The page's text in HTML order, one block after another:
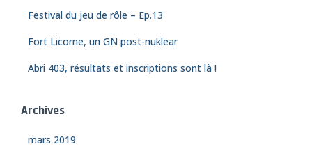
Festival du jeu de rôle – Ep.13
Fort Licorne, un GN post-nuklear
Abri 403, résultats et inscriptions sont là !
Archives
mars 2019